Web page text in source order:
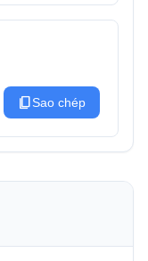
content_copySao chép